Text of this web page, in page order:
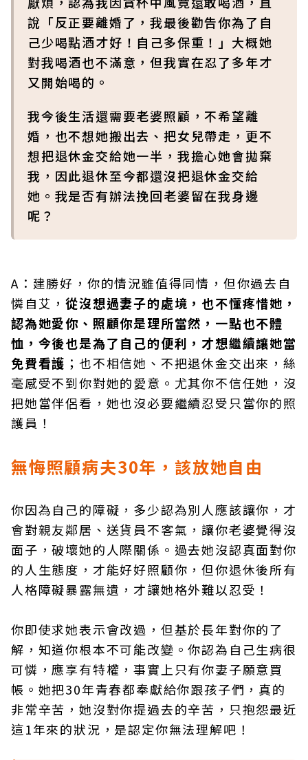
說「反正要離婚了，我最後勸告你為了自
己少喝點酒才好！自己多保重！」大概她
對我喝酒也不滿意，但我實在忍了多年才
又開始喝的。
我今後生活還需要老婆照顧，不希望離
婚，也不想她搬出去、把女兒帶走，更不
想把退休金交給她一半，我擔心她會拋棄
我，因此退休至今都還沒把退休金交給
她。我是否有辦法挽回老婆留在我身邊
呢？
A：建勝好，你的情況雖值得同情，但你過去自
憐自艾，從沒想過妻子的處境，也不懂疼惜她，
認為她愛你、照顧你是理所當然，一點也不體
恤，今後也是為了自己的便利，才想繼續讓她當
免費看護 ；也不相信她、不把退休金交出來，絲
毫感受不到你對她的愛意。尤其你不信任她，沒
把她當伴侶看，她也沒必要繼續忍受只當你的照
護員！
無悔照顧病夫30年，該放她自由
你因為自己的障礙，多少認為別人應該讓你，才
會對親友鄰居、送貨員不客氣，讓你老婆覺得沒
面子，破壞她的人際關係。過去她沒認真面對你
的人生態度，才能好好照顧你，但你退休後所有
人格障礙暴露無遺，才讓她格外難以忍受！
你即使求她表示會改過，但基於長年對你的了
解，知道你根本不可能改變。你認為自己生病很
可憐，應享有特權，事實上只有你妻子願意買
帳。她把30年青春都奉獻給你跟孩子們，真的
非常辛苦，她沒對你提過去的辛苦，只抱怨最近
這1年來的狀況，是認定你無法理解吧！